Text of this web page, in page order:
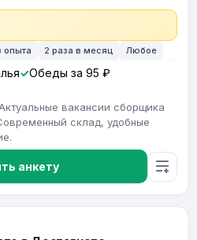
опыта 2 раза в месяц Любое
Обеды за 95 ₽
вакансии сборщика
склад, удобные
анкету